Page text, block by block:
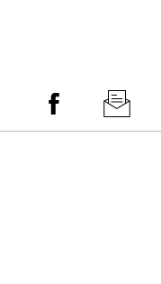
Facebook Newsletter